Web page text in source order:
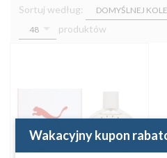
Sortuj według: sortDOMYŚLNEJ
48 produktów
Wakacyjny kupon